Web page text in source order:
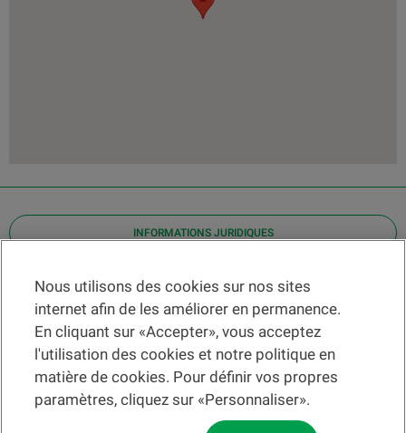
INFORMATIONS JURIDIQUES
Contact
Localiser une agence
Aide
Actualités
Taux de change
Nous utilisons des cookies sur nos sites
internet afin de les améliorer en permanence.
En cliquant sur «Accepter», vous acceptez
l'utilisation des cookies et notre politique en
matière de cookies. Pour définir vos propres
paramètres, cliquez sur «Personnaliser».